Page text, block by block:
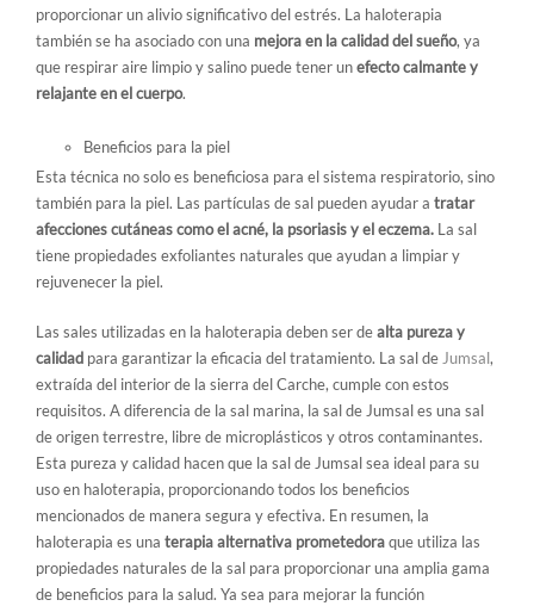
proporcionar un alivio significativo del estrés. La haloterapia
también se ha asociado con una mejora en la calidad del sueño, ya
que respirar aire limpio y salino puede tener unefecto calmante y
relajante en el cuerpo.
Beneficios para la piel
Esta técnica no solo es beneficiosa para el sistema respiratorio, sino
también para la piel. Las partículas de sal pueden ayudar a tratar
afecciones cutáneas como el acné, la psoriasis y el eczema. La sal
tiene propiedades exfoliantes naturales que ayudan a limpiar y
rejuvenecer la piel.
Las sales utilizadas en la haloterapia deben ser dealta pureza y
calidad para garantizar la eficacia del tratamiento. La sal de Jumsal,
extraída del interior de la sierra del Carche, cumple con estos
requisitos. A diferencia de la sal marina, la sal de Jumsal es una sal
de origen terrestre, libre de microplásticos y otros contaminantes.
Esta pureza y calidad hacen que la sal de Jumsal sea ideal para su
uso en haloterapia, proporcionando todos los beneficios
mencionados de manera segura y efectiva. En resumen, la
haloterapia es una terapia alternativa prometedoraque utiliza las
propiedades naturales de la sal para proporcionar una amplia gama
de beneficios para la salud. Ya sea para mejorar la función